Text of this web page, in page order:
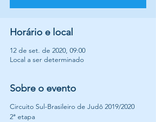
Horário e local
12 de set. de 2020, 09:00
Local a ser determinado
Sobre o evento
Circuito Sul-Brasileiro de Judô 2019/2020
2ª etapa